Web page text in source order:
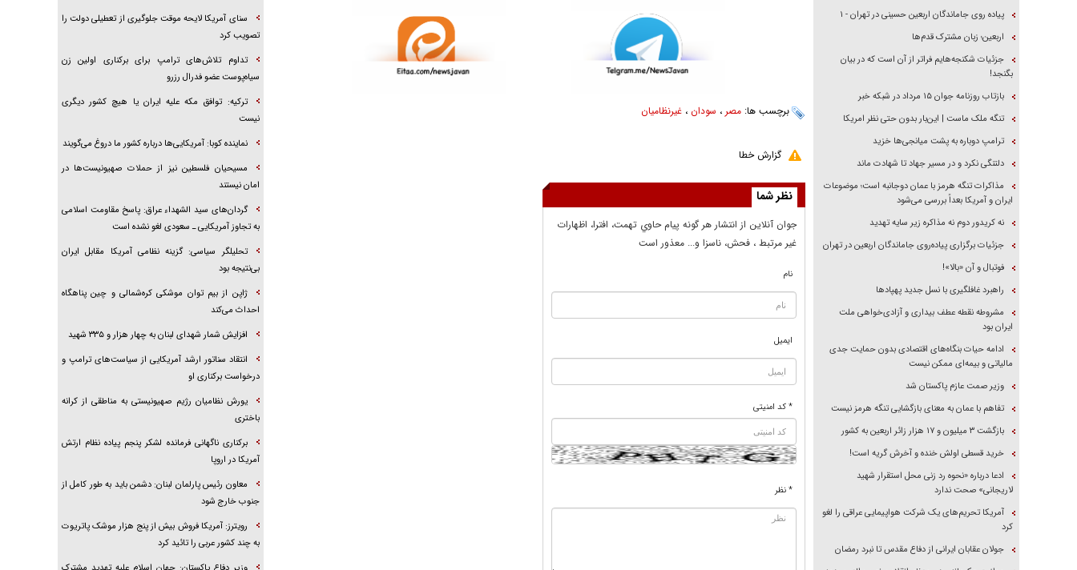
برچسب ها: مصر، سودان ، غیرنظامیان
گزارش خطا
نظر شما
جوان آنلاين از انتشار هر گونه پيام حاوي تهمت، افترا، اظهارات
غير مرتبط ، فحش، ناسزا و... معذور است
نام
ایمیل
* کد امنیتی
* نظر
پیاده روی جاماندگان اربعین حسینی در تهران - ۱
اربعین؛ زبان مشترک قدم‌ها
جزئیات شکنجه‌هایم فراتر از آن است که در بیان
بگنجد!
بازتاب روزنامه جوان ۱۵ مرداد در شبکه خبر
تنگه ملک ماست | این‌بار بدون حتی نظر امریکا
ترامپ دوباره به پشت میانجی‌ها خزید
دلتنگی نکرد و در مسیر جهاد تا شهادت ماند
مذاکرات تنگه هرمز با عمان دوجانبه است؛ موضوعات
ایران و آمریکا بعداً بررسی می‌شود
نه کریدور دوم نه مذاکره زیر سایه تهدید
جزئیات برگزاری پیاده‌روی جاماندگان اربعین در تهران
فوتبال و آن «بالا»!
راهبرد غافلگیری با نسل جدید پهپاد‌ها
مشروطه نقطه عطف بیداری و آزادی‌خواهی ملت
ایران بود
ادامه حیات بنگاه‌های اقتصادی بدون حمایت جدی
مالیاتی و بیمه‌ای ممکن نیست
وزیر صمت عازم پاکستان شد
تفاهم با عمان به معنای بازگشایی تنگه هرمز نیست
بازگشت ۳ میلیون و ۱۷ هزار زائر اربعین به کشور
خرید قسطی اولش خنده و آخرش گریه است!
ادعا درباره «نحوه رد زنی محل استقرار شهید
لاریجانی» صحت ندارد
آمریکا تحریم‌های یک شرکت هواپیمایی عراقی را لغو
کرد
جولان عقابان ایرانی از دفاع مقدس تا نبرد رمضان
امام حسین (ع) کشته سیرت‌های عصر جاهلی شد
فریاد‌ها و ناله‌های دوستان مبارزدلم را آتش می‌زد
سنای آمریکا لایحه موقت جلوگیری از تعطیلی دولت را
تصویب کرد
تداوم تلاش‌های ترامپ برای برکناری اولین زن
سیاه‌پوست عضو فدرال رزرو
ترکیه: توافق مکه علیه ایران یا هیچ کشور دیگری
نیست
نماینده کوبا: آمریکایی‌ها درباره کشور ما دروغ می‌گویند
مسیحیان فلسطین نیز از حملات صهیونیست‌ها در
امان نیستند
گردان‌های سید الشهداء عراق: پاسخ مقاومت اسلامی
به تجاوز آمریکایی ـ سعودی لغو نشده است
تحلیلگر سیاسی: گزینه نظامی آمریکا مقابل ایران
بی‌نتیجه بود
ژاپن از بیم توان موشکی کره‌شمالی و چین پناهگاه
احداث می‌کند
افزایش شمار شهدای لبنان به چهار هزار و ۳۳۵ شهید
انتقاد سناتور ارشد آمریکایی از سیاست‌های ترامپ و
درخواست برکناری او
یورش نظامیان رژیم صهیونیستی به مناطقی از کرانه
باختری
برکناری ناگهانی فرمانده لشکر پنجم پیاده‌ نظام ارتش
آمریکا در اروپا
معاون رئیس پارلمان لبنان: دشمن باید به طور کامل از
جنوب خارج شود
رویترز: آمریکا فروش بیش از پنج هزار موشک پاتریوت
به چند کشور عربی را تائید کرد